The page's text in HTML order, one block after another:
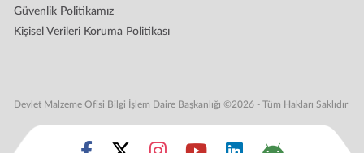
Güvenlik Politikamız
Kişisel Verileri Koruma Politikası
Devlet Malzeme Ofisi Bilgi İşlem Daire Başkanlığı ©2026 - Tüm Hakları Saklıdır